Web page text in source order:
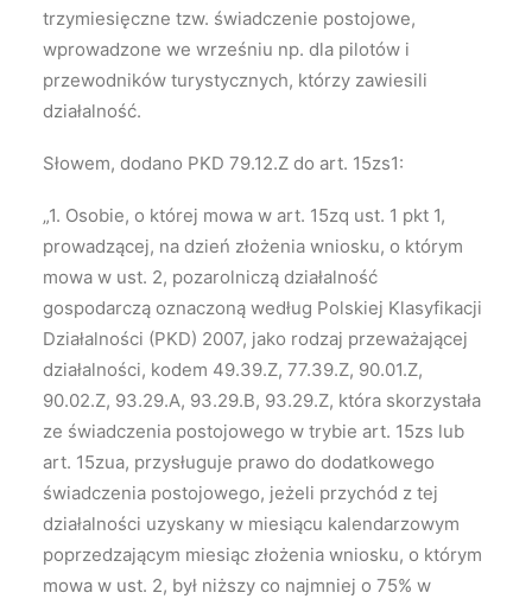
trzymiesięczne tzw. świadczenie postojowe,
wprowadzone we wrześniu np. dla pilotów i
przewodników turystycznych, którzy zawiesili
działalność.
Słowem, dodano PKD 79.12.Z do art. 15zs1:
„1. Osobie, o której mowa w art. 15zq ust. 1 pkt 1,
prowadzącej, na dzień złożenia wniosku, o którym
mowa w ust. 2, pozarolniczą działalność
gospodarczą oznaczoną według Polskiej Klasyfikacji
Działalności (PKD) 2007, jako rodzaj przeważającej
działalności, kodem 49.39.Z, 77.39.Z, 90.01.Z,
90.02.Z, 93.29.A, 93.29.B, 93.29.Z, która skorzystała
ze świadczenia postojowego w trybie art. 15zs lub
art. 15zua, przysługuje prawo do dodatkowego
świadczenia postojowego, jeżeli przychód z tej
działalności uzyskany w miesiącu kalendarzowym
poprzedzającym miesiąc złożenia wniosku, o którym
mowa w ust. 2, był niższy co najmniej o 75% w